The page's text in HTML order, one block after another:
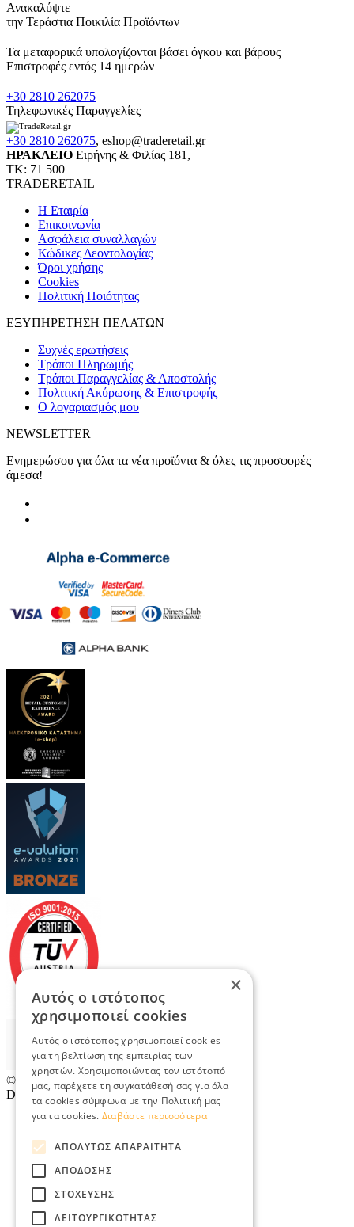
Ανακαλύψτε
την Τεράστια Ποικιλία Προϊόντων
Τα μεταφορικά υπολογίζονται βάσει όγκου και βάρους
Επιστροφές εντός 14 ημερών
+30 2810 262075
Τηλεφωνικές Παραγγελίες
+30 2810 262075, eshop@traderetail.gr
ΗΡΑΚΛΕΙΟ Ειρήνης & Φιλίας 181,
ΤΚ: 71 500
TRADERETAIL
H Εταιρία
Eπικοινωνία
Ασφάλεια συναλλαγών
Κώδικες Δεοντολογίας
Όροι χρήσης
Cookies
Πολιτική Ποιότητας
ΕΞΥΠΗΡΕΤΗΣΗ ΠΕΛΑΤΩΝ
Συχνές ερωτήσεις
Τρόποι Πληρωμής
Τρόποι Παραγγελίας & Αποστολής
Πολιτική Ακύρωσης & Επιστροφής
Ο λογαριασμός μου
NEWSLETTER
Ενημερώσου για όλα τα νέα προϊόντα & όλες τις προσφορές
άμεσα!
© 2026 TradeRetail.gr
- All rights reserved
Designed & developed by
NETMECHANICS
×
Αυτός ο ιστότοπος
χρησιμοποιεί cookies
Αυτός ο ιστότοπος χρησιμοποιεί cookies
για τη βελτίωση της εμπειρίας των
χρηστών. Χρησιμοποιώντας τον ιστότοπό
μας, παρέχετε τη συγκατάθεσή σας για όλα
τα cookies σύμφωνα με την Πολιτική μας
για τα cookies. Διαβάστε περισσότερα
ΑΠΟΛΎΤΩΣ ΑΠΑΡΑΊΤΗΤΑ
ΑΠΌΔΟΣΗΣ
ΣΤΌΧΕΥΣΗΣ
ΛΕΙΤΟΥΡΓΙΚΌΤΗΤΑΣ